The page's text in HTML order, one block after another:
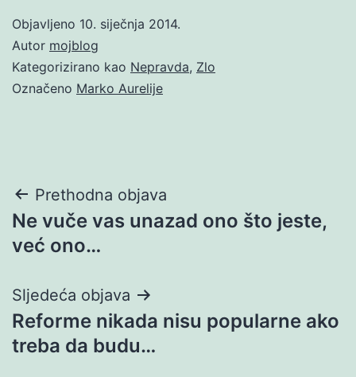
Objavljeno 10. siječnja 2014.
Autor mojblog
Kategorizirano kao Nepravda, Zlo
Označeno Marko Aurelije
Navigacija
objava
Prethodna objava
Ne vuče vas unazad ono što jeste,
već ono…
Sljedeća objava
Reforme nikada nisu popularne ako
treba da budu…